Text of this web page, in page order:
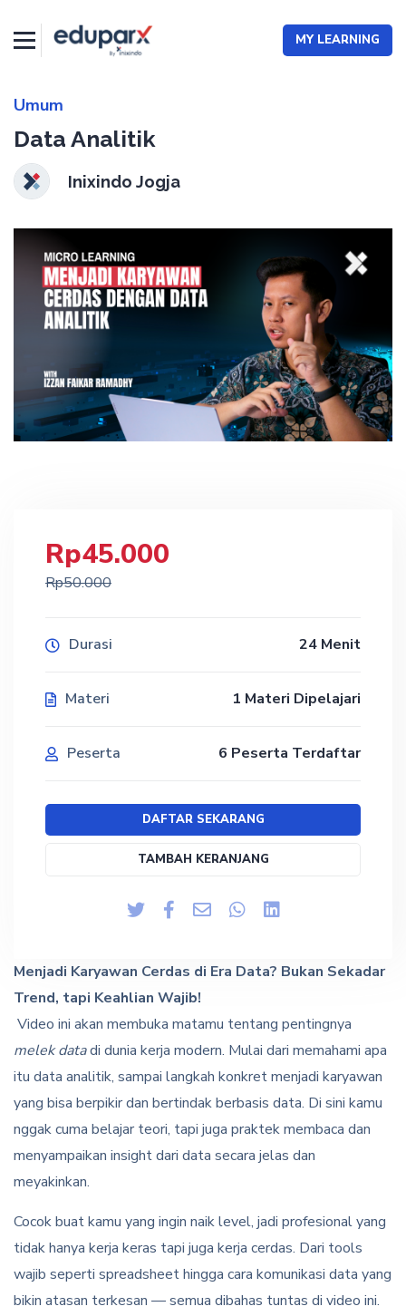
MY LEARNING
Umum
Data Analitik
Inixindo Jogja
Rp45.000
Rp50.000
Durasi 24 Menit
Materi 1 Materi Dipelajari
Peserta 6 Peserta Terdaftar
DAFTAR SEKARANG
TAMBAH KERANJANG
Menjadi Karyawan Cerdas di Era Data? Bukan Sekadar
Trend, tapi Keahlian Wajib!
Video ini akan membuka matamu tentang pentingnya
melek datadi dunia kerja modern. Mulai dari memahami apa
itu data analitik, sampai langkah konkret menjadi karyawan
yang bisa berpikir dan bertindak berbasis data. Di sini kamu
nggak cuma belajar teori, tapi juga praktek membaca dan
menyampaikan insight dari data secara jelas dan
meyakinkan.
Cocok buat kamu yang ingin naik level, jadi profesional yang
tidak hanya kerja keras tapi juga kerja cerdas. Dari tools
wajib seperti spreadsheet hingga cara komunikasi data yang
bikin atasan terkesan — semua dibahas tuntas di video ini.